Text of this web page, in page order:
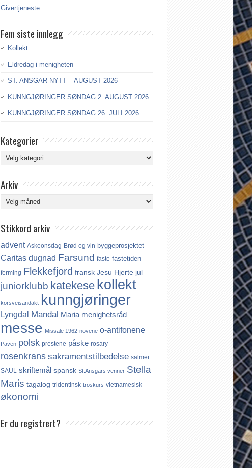
Givertjeneste
Fem siste innlegg
Kollekt
Eldredag i menigheten
ST. ANSGAR NYTT – AUGUST 2026
KUNNGJØRINGER SØNDAG 2. AUGUST 2026
KUNNGJØRINGER SØNDAG 26. JULI 2026
Kategorier
Kategorier
Arkiv
Arkiv
Stikkord arkiv
advent Askeonsdag Brød og vin byggeprosjektet
Caritas dugnad Farsund faste fastetiden
ferming Flekkefjord fransk Jesu Hjerte jul
juniorklubb katekese kollekt
korsveisandakt kunngjøringer
Lyngdal Mandal Maria menighetsråd
messe Missale 1962 novene o-antifonene
Paven polsk prestene påske rosary
rosenkrans sakramentstilbedelse salmer
SAUL skriftemål spansk St.Ansgars venner Stella
Maris tagalog tridentinsk troskurs vietnamesisk
økonomi
Er du registrert?